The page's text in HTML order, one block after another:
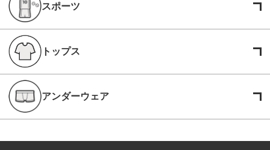
スポーツ
トップス
アンダーウェア